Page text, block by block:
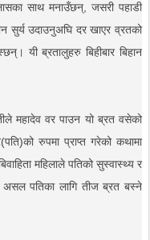
साथ मनाउँछन्, जसरी पहाडी
सुर्य उदाउनुअघि दर खाएर व्रतको
यी ब्रतालुहरु बिहीबार बिहान
महादेव वर पाउन यो ब्रत वसेको
रुपमा प्राप्त गरेको कथामा
महिलाले पतिको सुस्वास्थ्य र
र असल पतिका लागि तीज ब्रत बस्ने